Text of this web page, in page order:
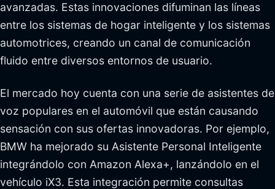
avanzadas. Estas innovaciones difuminan las líneas
entre los sistemas de hogar inteligente y los sistemas
automotrices, creando un canal de comunicación
fluido entre diversos entornos de usuario.
El mercado hoy cuenta con una serie de asistentes de
voz populares en el automóvil que están causando
sensación con sus ofertas innovadoras. Por ejemplo,
BMW ha mejorado su Asistente Personal Inteligente
integrándolo con Amazon Alexa+, lanzándolo en el
vehículo iX3. Esta integración permite consultas